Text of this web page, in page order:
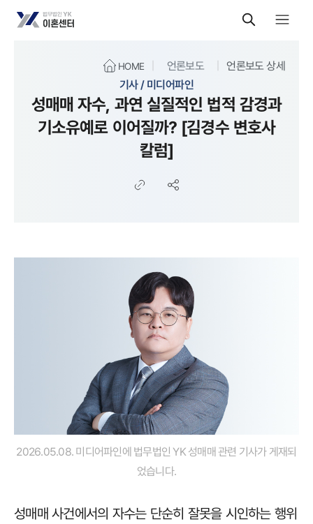
HOME 언론보도
언론보도 상세
기사 / 미디어파인
성매매 자수, 과연 실질적인 법적 감경과
기소유예로 이어질까? [김경수 변호사
칼럼]
2026.05.08. 미디어파인에 법무법인 YK 성매매 관련 기사가 게재되
었습니다.
성매매 사건에서의 자수는 단순히 잘못을 시인하는 행위